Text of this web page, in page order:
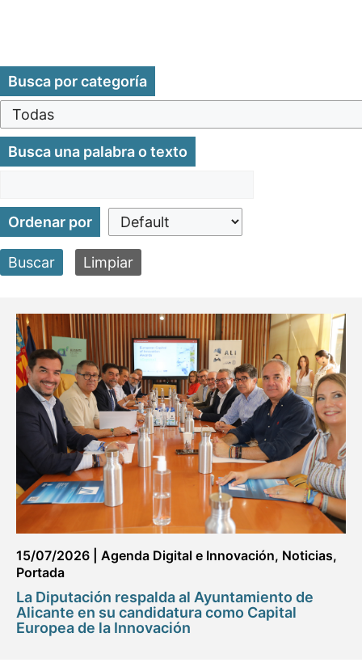
Busca por categoría
Busca una palabra o texto
Ordenar por
Buscar Limpiar
15/07/2026 Agenda Digital e Innovación, Noticias,
Portada
La Diputación respalda al Ayuntamiento de
Alicante en su candidatura como Capital
Europea de la Innovación